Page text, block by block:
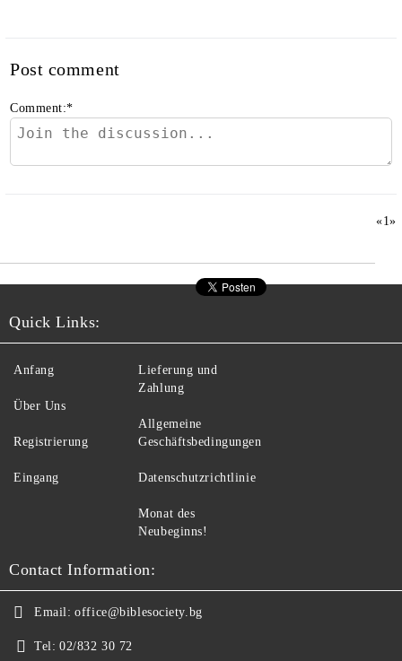
Post comment
Comment:*
«1»
Quick Links:
Anfang
Über Uns
Registrierung
Eingang
Lieferung und
Zahlung
Allgemeine
Geschäftsbedingungen
Datenschutzrichtlinie
Monat des
Neubeginns!
Contact Information:
Email: office@biblesociety.bg
Tel: 02/832 30 72